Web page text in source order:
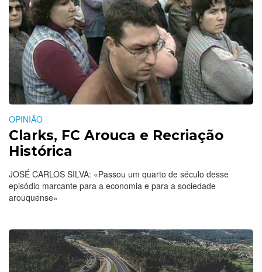
OPINIÃO
Clarks, FC Arouca e Recriação
Histórica
JOSÉ CARLOS SILVA: «Passou um quarto de século desse
episódio marcante para a economia e para a sociedade
arouquense»